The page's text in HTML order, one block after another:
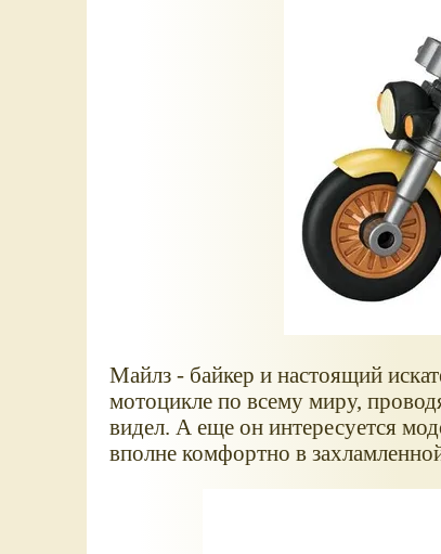
Майлз - байкер и настоящий
мотоцикле по всему миру,
видел. А еще он интересуется
вполне комфортно в